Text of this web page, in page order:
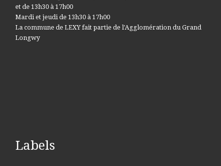
et de 13h30 à 17h00
Mardi et jeudi de 13h30 à 17h00
La commune de LEXY fait partie de l'Agglomération du Grand
Longwy
Labels